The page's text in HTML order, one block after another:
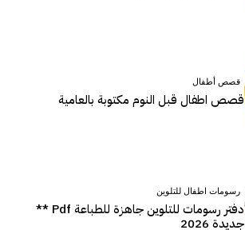
قصص أطفال
قصص اطفال قبل النوم مكتوبة بالعامية
رسومات اطفال للتلوين
دفتر رسومات للتلوين جاهزة للطباعة Pdf **
جديدة 2026